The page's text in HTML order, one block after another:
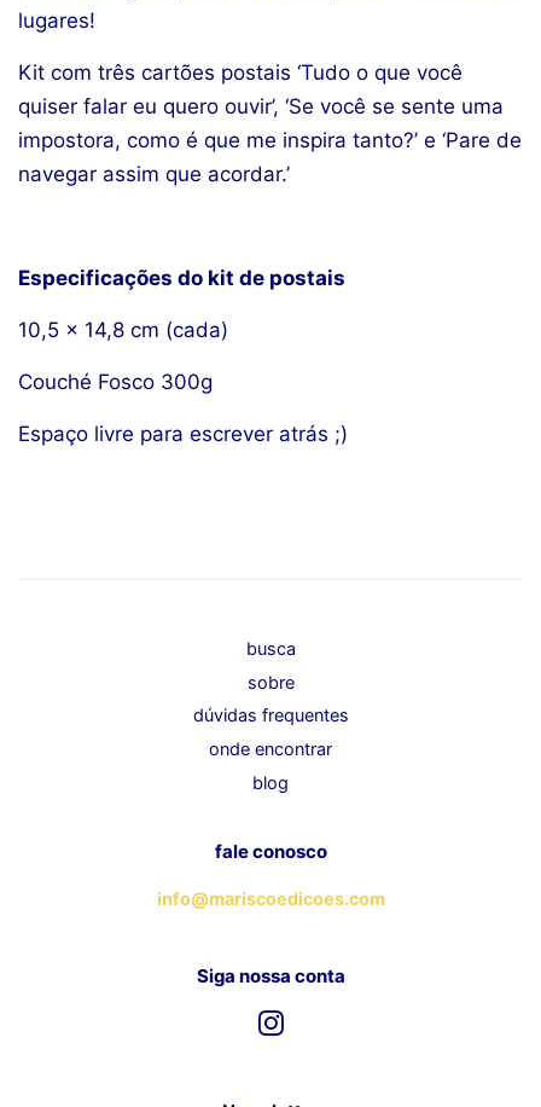
lugares!
Kit com três cartões postais ‘Tudo o que você
quiser falar eu quero ouvir’, ‘Se você se sente uma
impostora, como é que me inspira tanto?’ e ‘Pare de
navegar assim que acordar.’
Especificações do kit de postais
10,5 x 14,8 cm (cada)
Couché Fosco 300g
Espaço livre para escrever atrás ;)
busca
sobre
dúvidas frequentes
onde encontrar
blog
fale conosco
info@mariscoedicoes.com
Siga nossa conta